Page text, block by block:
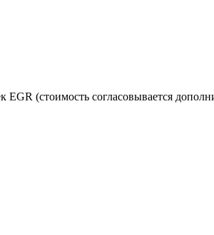
EGR (стоимость согласовывается